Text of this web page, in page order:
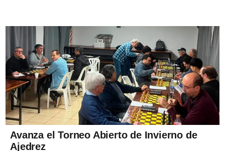
Avanza el Torneo Abierto de Invierno de
Ajedrez